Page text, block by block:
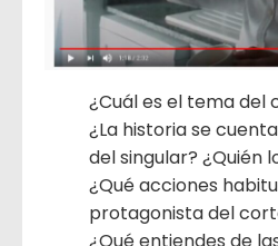
¿Cuál es el tema del
¿La historia se
del singular? ¿Quién
¿Qué acciones
protagonista del